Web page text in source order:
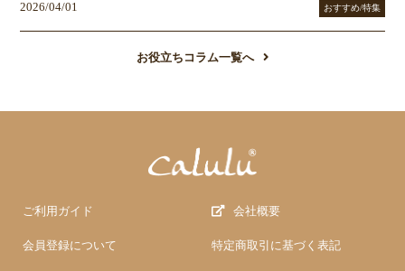
2026/04/01 おすすめ/特集
お役立ちコラム一覧へ
ご利用ガイド
会員登録について
会社概要
特定商取引に基づく表記